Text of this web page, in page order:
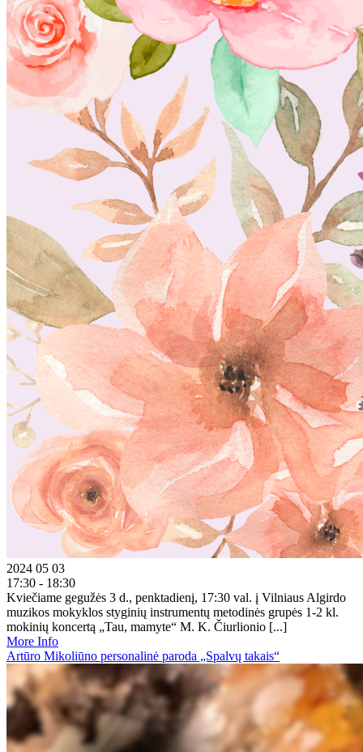
2024 05 03
17:30 - 18:30
Kviečiame gegužės 3 d., penktadienį, 17:30 val. į Vilniaus Algirdo
muzikos mokyklos styginių instrumentų metodinės grupės 1-2 kl.
mokinių koncertą „Tau, mamyte“ M. K. Čiurlionio [...]
More Info
Artūro Mikoliūno personalinė paroda „Spalvų takais“